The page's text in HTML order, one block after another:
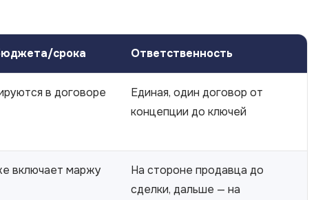
срока Ответственность
в договоре
Единая, один договор от
концепции до ключей
включает маржу
На стороне продавца до
сделки, дальше — на